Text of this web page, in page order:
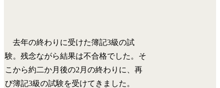
去年の終わりに受けた簿記3級の試
験。残念ながら結果は不合格でした。そ
こから約二か月後の2月の終わりに、再
び簿記3級の試験を受けてきました。